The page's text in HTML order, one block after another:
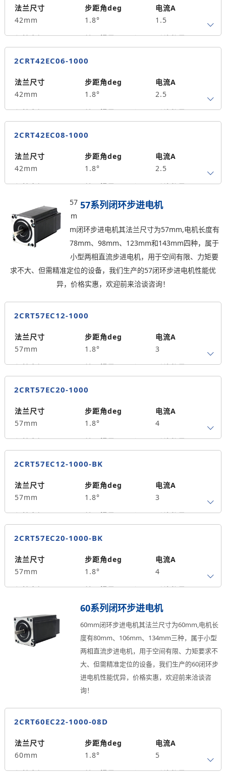
法兰尺寸
42mm
步距角deg
1.8°
电流A
1.5
保持力矩N.m
0.4
转子惯量g.cm²
60
引线数量
4
5
单出轴
60
重量kg
0.30
2CRT42EC06-1000
法兰尺寸
42mm
步距角deg
1.8°
电流A
2.5
保持力矩N.m
0.6
转子惯量g.cm²
70
引线数量
4
5
单出轴
68
重量kg
0.5
2CRT42EC08-1000
法兰尺寸
42mm
步距角deg
1.8°
电流A
2.5
保持力矩N.m
转子惯量g.cm²
110
引线数量
4
轴径
5
单出轴
80
重量kg
57系列闭环步进电机
57
m
m闭环步进电机其法兰尺寸为57mm,电机长度有
78mm、98mm、123mm和143mm四种，属于
小型两相直流步进电机，用于空间有限、力矩要
求不大、但需精准定位的设备，我们生产的57闭环步进电机性能优
异，价格实惠，欢迎前来洽谈咨询！
2CRT57EC12-1000
法兰尺寸
57mm
步距角deg
1.8°
电流A
3
保持力矩N.m
1.3
转子惯量g.cm²
300
引线数量
4
8
单出轴
78
重量kg
0.9
2CRT57EC20-1000
法兰尺寸
57mm
步距角deg
1.8°
电流A
4
保持力矩N.m
2.3
转子惯量g.cm²
480
引线数量
4
8
单出轴
98
重量kg
1.1
2CRT57EC12-1000-BK
法兰尺寸
57mm
步距角deg
1.8°
电流A
3
保持力矩N.m
1.3
转子惯量g.cm²
300
引线数量
4
8
单出轴
123
重量kg
1.3
2CRT57EC20-1000-BK
法兰尺寸
57mm
步距角deg
1.8°
电流A
4
保持力矩N.m
转子惯量g.cm²
480
引线数量
4
轴径
8
出轴方式
单出轴
马达长度mm
60系列闭环步进电机
60mm闭环步进电机其法兰尺寸为60mm,电机长
度有80mm、106mm、134mm三种，属于小型
两相直流步进电机，用于空间有限、力矩要求不
大、但需精准定位的设备，我们生产的60闭环步
进电机性能优异，价格实惠，欢迎前来洽谈咨
询！
2CRT60EC22-1000-08D
法兰尺寸
60mm
步距角deg
1.8°
电流A
5
保持力矩N.m
转子惯量g.cm²
引线数量